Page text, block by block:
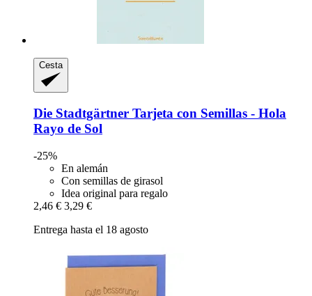
Cesta
Die Stadtgärtner Tarjeta con Semillas -​ Hola
Rayo de Sol
-25%
En alemán
Con semillas de girasol
Idea original para regalo
2,46 € 3,29 €
Entrega hasta el 18 agosto